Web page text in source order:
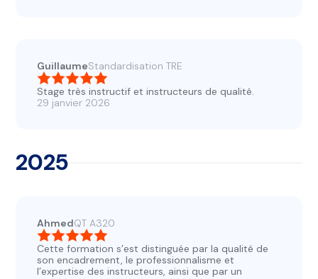
GuillaumeStandardisation TRE
Stage très instructif et instructeurs de qualité.
29 janvier 2026
2025
AhmedQT A320
Cette formation s’est distinguée par la qualité de
son encadrement, le professionnalisme et
l’expertise des instructeurs, ainsi que par un